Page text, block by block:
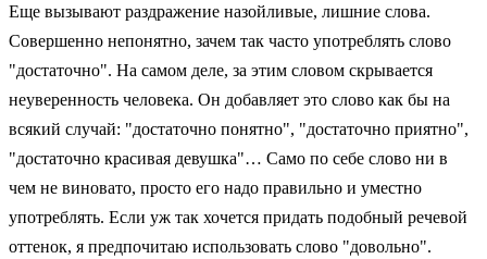
Еще вызывают раздражение назойливые, лишние слова.
Совершенно непонятно, зачем так часто употреблять слово
"достаточно". На самом деле, за этим словом скрывается
неуверенность человека. Он добавляет это слово как бы на
всякий случай: "достаточно понятно", "достаточно приятно",
"достаточно красивая девушка"… Само по себе слово ни в
чем не виновато, просто его надо правильно и уместно
употреблять. Если уж так хочется придать подобный речевой
оттенок, я предпочитаю использовать слово "довольно".